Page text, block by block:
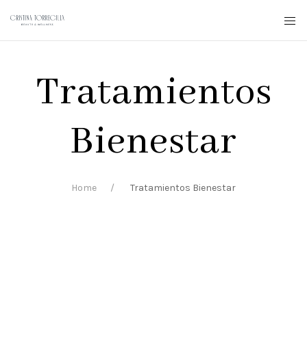
Tratamientos
Bienestar
Home Tratamientos Bienestar